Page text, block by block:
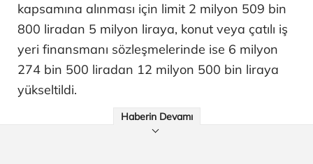
kapsamına alınması için limit 2 milyon 509 bin
800 liradan 5 milyon liraya, konut veya çatılı iş
yeri finansmanı sözleşmelerinde ise 6 milyon
274 bin 500 liradan 12 milyon 500 bin liraya
yükseltildi.
Haberin Devamı